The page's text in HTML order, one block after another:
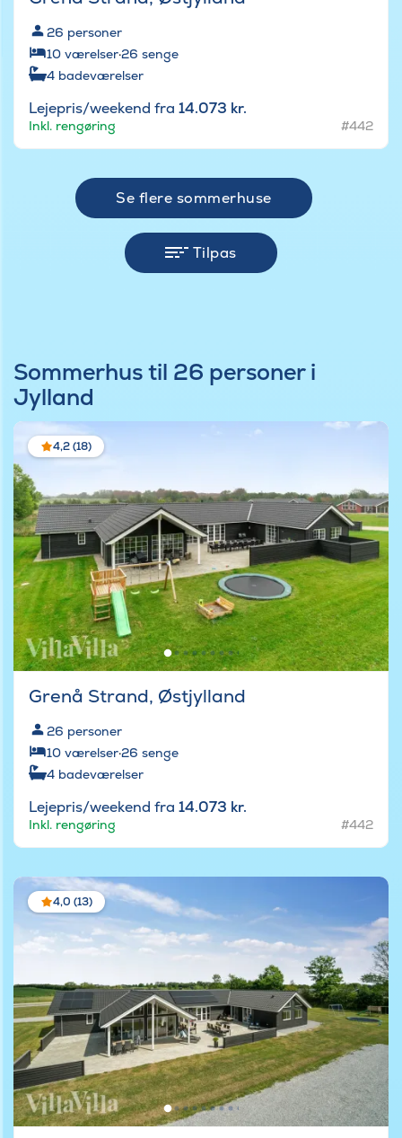
26 personer
10 værelser·26 senge
4 badeværelser
Lejepris/weekend fra 14.073 kr.
Inkl. rengøring #442
Se flere sommerhuse
Tilpas
Sommerhus til 26 personer i
Jylland
4,2 (18)
Grenå Strand, Østjylland
26 personer
10 værelser·26 senge
4 badeværelser
Lejepris/weekend fra 14.073 kr.
Inkl. rengøring #442
4,0 (13)